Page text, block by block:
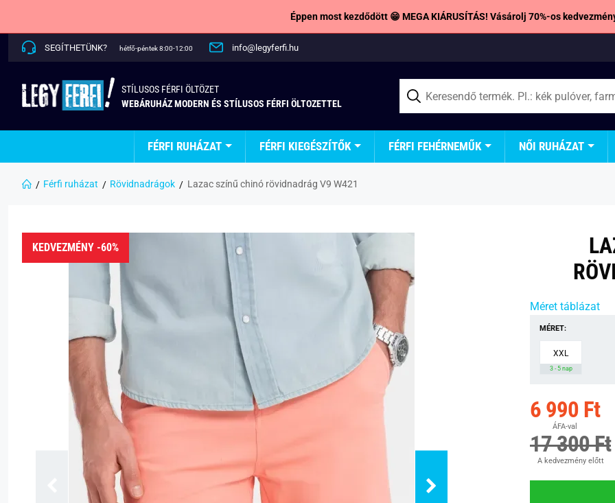
Éppen most kezdődött 😁 MEGA KIÁRUSÍTÁS! Vásárolj 70%-os
SEGÍTHETÜNK? hétfő-péntek 8:00-12:00 info@legyferfi.hu
STÍLUSOS FÉRFI ÖLTÖZET
WEBÁRUHÁZ MODERN ÉS STÍLUSOS FÉRFI ÖLTOZETTEL
FÉRFI RUHÁZAT FÉRFI KIEGÉSZÍTŐK FÉRFI FEHÉRNEMŰK NŐI RUHÁZAT
Férfi ruházat Rövidnadrágok Lazac színű chinó rövidnadrág V9 W421
KEDVEZMÉNY -60%
Méret táblázat
MÉRET:
XXL
3 - 5 nap
6 990 Ft
ÁFA-val
17 300 Ft
A kedvezmény előtt